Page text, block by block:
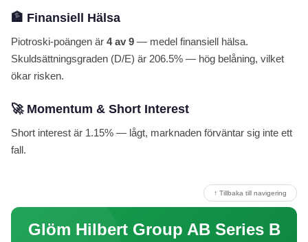
🏦 Finansiell Hälsa
Piotroski-poängen är 4 av 9 — medel finansiell hälsa.
Skuldsättningsgraden (D/E) är 206.5% — hög belåning, vilket
ökar risken.
🚀 Momentum & Short Interest
Short interest är 1.15% — lågt, marknaden förväntar sig inte ett
fall.
↑ Tillbaka till navigering
Glöm Hilbert Group AB Series B